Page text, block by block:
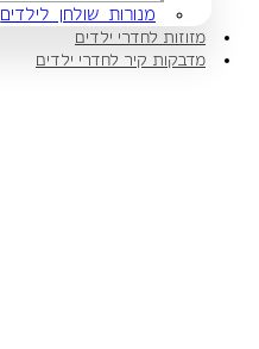
מנורות שולחן לילדים
מזוזות לחדרי ילדים
מדבקות קיר לחדרי ילדים